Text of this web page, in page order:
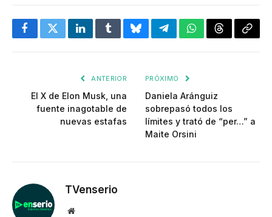
FacebookTwitterLinkedInTumblrBlueskyTelegramWhatsApp
Threads
ANTERIOR
El X de Elon Musk, una
fuente inagotable de
nuevas estafas
PRÓXIMO
Daniela Aránguiz
sobrepasó todos los
límites y trató de “per…” a
Maite Orsini
TVenserio
Website